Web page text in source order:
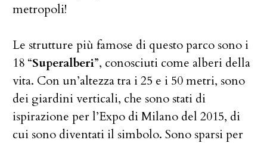
metropoli!
Le strutture più famose di questo parco sono i
18 “Superalberi”, conosciuti come alberi della
vita. Con un’altezza tra i 25 e i 50 metri, sono
dei giardini verticali, che sono stati di
ispirazione per l’Expo di Milano del 2015, di
cui sono diventati il simbolo. Sono sparsi per